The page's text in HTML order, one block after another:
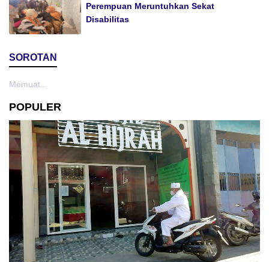
Perempuan Meruntuhkan Sekat
Disabilitas
SOROTAN
Memuat...
POPULER